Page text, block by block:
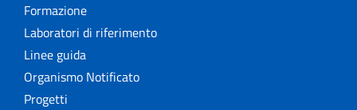
Formazione
Laboratori di riferimento
Linee guida
Organismo Notificato
Progetti